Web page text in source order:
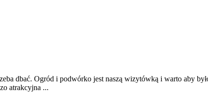
dbać. Ogród i podwórko jest naszą wizytówką i warto aby
atrakcyjna ...